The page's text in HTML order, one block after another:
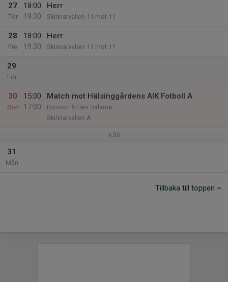
27
Tor
18:00
19:30
Herr
Skinnarvallen 11 mot 11
28
Fre
18:00
19:30
Herr
Skinnarvallen 11 mot 11
29
Lör
30
Sön
15:00
17:00
Match mot Hälsinggårdens AIK Fotboll A
Division 5 Herr Dalarna
Skinnarvallen A
v.36
31
Mån
Tillbaka till toppen